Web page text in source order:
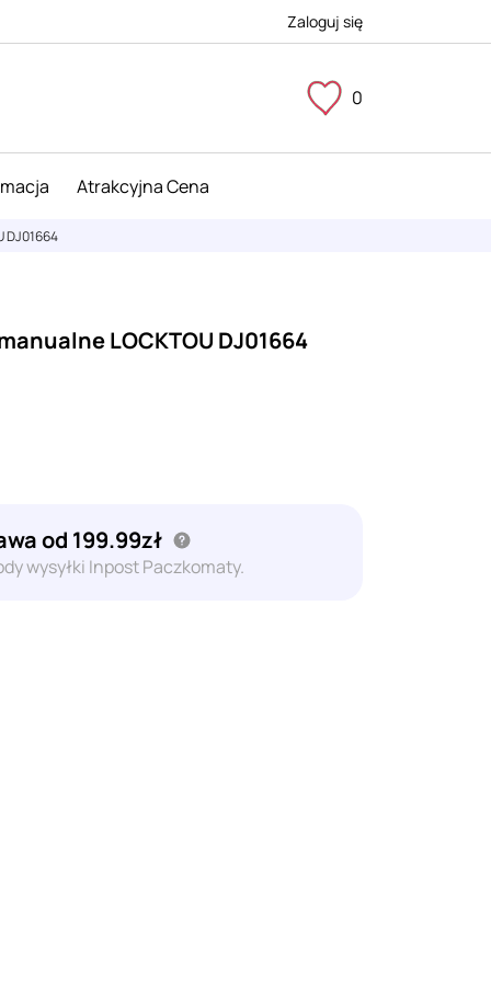
Zaloguj się
0
Atrakcyjna Cena
DJ01664
LOCKTOU DJ01664
od 199.99zł
wysyłki Inpost Paczkomaty.